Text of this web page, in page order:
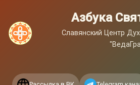
Азбука
Славянский Центр